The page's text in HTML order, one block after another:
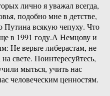
лично я уважал всегда,
подобно мне в детстве,
Путина всякую чепуху. Что
в 1991 году.А Немцову и
Не верьте либерастам, не
свете. Поинтересуйтесь,
мыться, учить нас
человеческим ценностям.